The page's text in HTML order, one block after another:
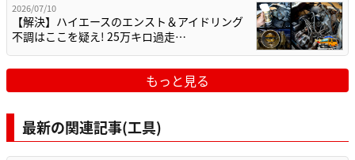
2026/07/10
【解決】ハイエースのエンスト＆アイドリング
不調はここを疑え! 25万キロ過走…
もっと見る
最新の関連記事(工具)